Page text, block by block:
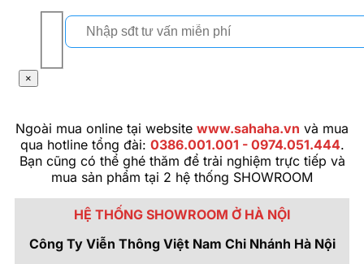
×
Ngoài mua online tại website www.sahaha.vn và mua
qua hotline tổng đài: 0386.001.001 - 0974.051.444.
Bạn cũng có thể ghé thăm để trải nghiệm trực tiếp và
mua sản phẩm tại 2 hệ thống SHOWROOM
HỆ THỐNG SHOWROOM Ở HÀ NỘI
Công Ty Viễn Thông Việt Nam Chi Nhánh Hà Nội